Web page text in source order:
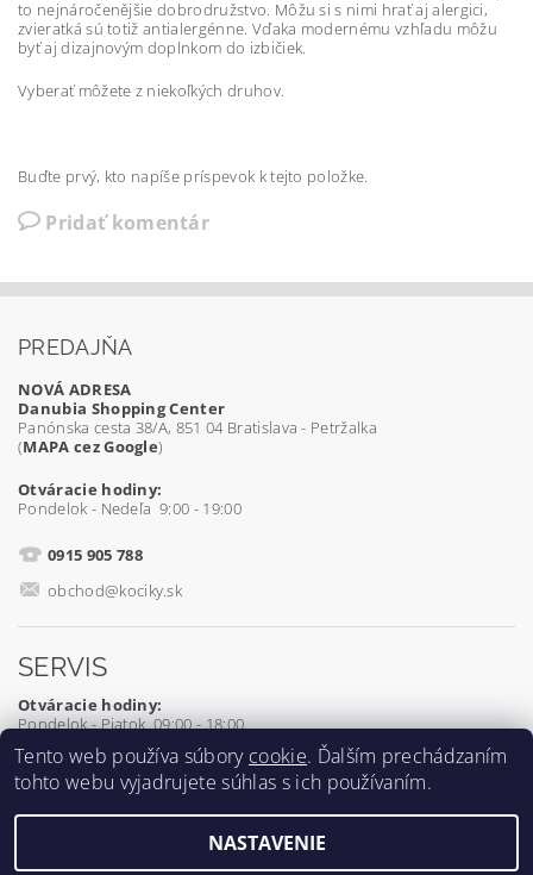
to nejnáročenějšie dobrodružstvo. Môžu si s nimi hrať aj alergici,
zvieratká sú totiž antialergénne. Vďaka modernému vzhľadu môžu
byť aj dizajnovým doplnkom do izbičiek.
Vyberať môžete z niekoľkých druhov.
Buďte prvý, kto napíše príspevok k tejto položke.
Pridať komentár
PREDAJŇA
NOVÁ ADRESA
Danubia Shopping Center
Panónska cesta 38/A, 851 04 Bratislava - Petržalka
(MAPA cez Google)
Otváracie hodiny:
Pondelok - Nedeľa 9:00 - 19:00
0915 905 788
obchod@kociky.sk
SERVIS
Otváracie hodiny:
Pondelok - Piatok 09:00 - 18:00
0905 539 927
Tento web používa súbory cookie. Ďalším prechádzaním
tohto webu vyjadrujete súhlas s ich používaním.
NASTAVENIE